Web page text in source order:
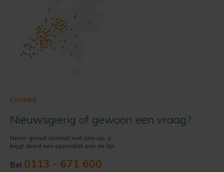
Contact
Nieuwsgierig of gewoon een vraag?
Neem gerust contact met ons op, u
krijgt direct een specialist aan de lijn.
Bel 0113 - 671 600